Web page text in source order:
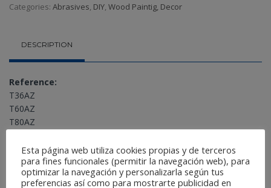
Categories: Abrasives DIY Wood Paintig, Decor
DESCRIPTION
Reference:
T36AZ
T60AZ
T80AZ
T120AZ
Featured Category:DIY
Esta página web utiliza cookies propias y de terceros
para fines funcionales (permitir la navegación web), para
optimizar la navegación y personalizarla según tus
preferencias así como para mostrarte publicidad en